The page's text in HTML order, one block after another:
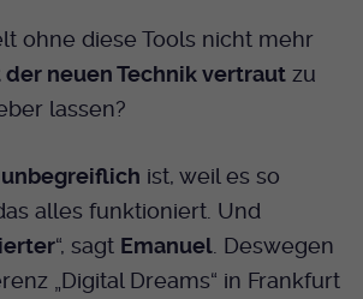
ohne diese Tools nicht mehr
neuen Technik vertrautzu
lassen?
ist, weil es so
alles funktioniert. Und
“, sagt Emanuel. Deswegen
„Digital Dreams“ in Frankfurt
der gesetzt wird wenn
benutzt wird.